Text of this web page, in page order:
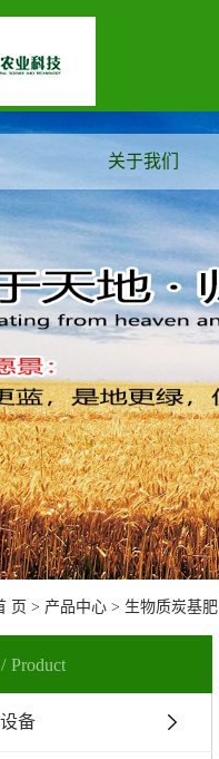
关于我们
页 > 产品中心 > 生物质炭基肥
Product
备